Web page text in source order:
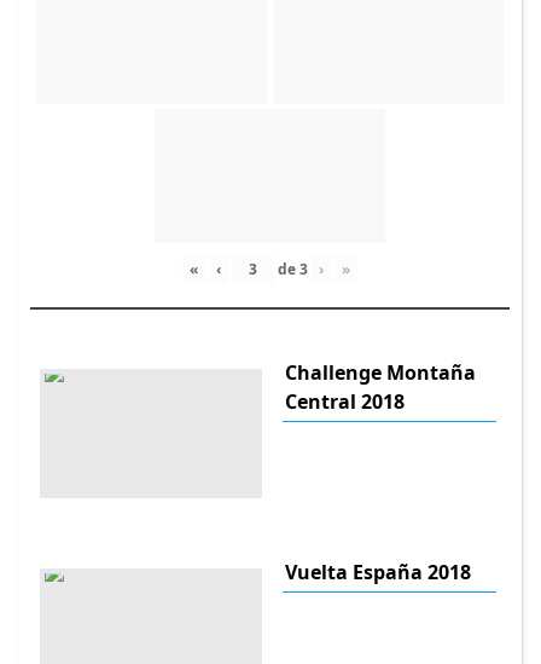
« ‹ de3 › »
Challenge Montaña
Central 2018
Vuelta España 2018